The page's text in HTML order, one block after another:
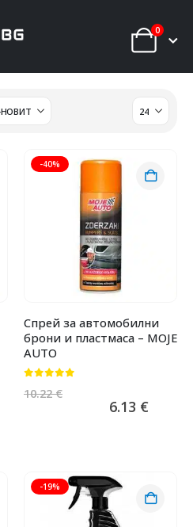
0
-40%
Спрей за автомобилни
брони и пластмаса – MOJE
AUTO
10.22€
6.13 €
-19%